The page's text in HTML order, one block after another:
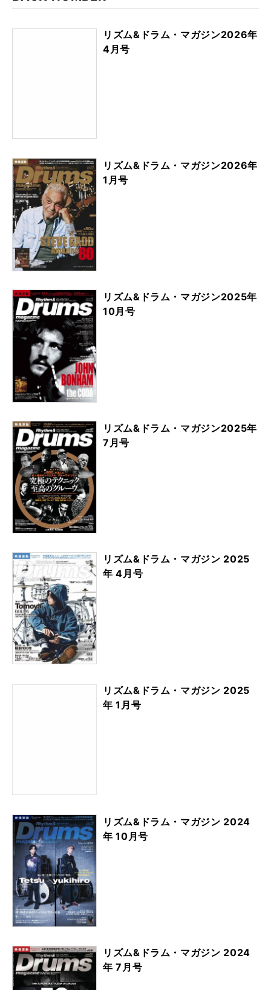
リズム&ドラム・マガジン2026年
4月号
リズム&ドラム・マガジン2026年
1月号
リズム&ドラム・マガジン2025年
10月号
リズム&ドラム・マガジン2025年
7月号
リズム&ドラム・マガジン 2025
年 4月号
リズム&ドラム・マガジン 2025
年 1月号
リズム&ドラム・マガジン 2024
年 10月号
リズム&ドラム・マガジン 2024
年 7月号